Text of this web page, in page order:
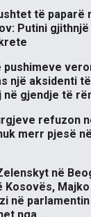
të paparë
Putini
pushimeve
një aksidenti
në gjendje të
refuzon
merr pjesë
në
Kosovës,
në